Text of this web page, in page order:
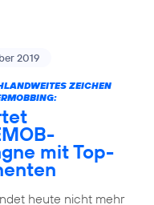
2019
ZEICHEN
mit Top-
heute nicht mehr